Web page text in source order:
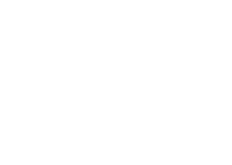
国から』倉本聰氏（91...